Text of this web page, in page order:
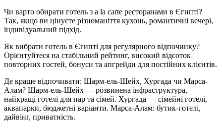
Чи варто обирати готель з a la carte ресторанами в Єгипті?
Так, якщо ви цінуєте різноманіття кухонь, романтичні вечері,
індивідуальний підхід.
Як вибрати готель в Єгипті для регулярного відпочинку?
Орієнтуйтеся на стабільний рейтинг, високий відсоток
повторних гостей, бонуси та апгрейди для постійних клієнтів.
Де краще відпочивати: Шарм-ель-Шейх, Хургада чи Марса-
Алам? Шарм-ель-Шейх — розвинена інфраструктура,
найкращі готелі для пар та сімей. Хургада — сімейні готелі,
аквапарки, бюджетні варіанти. Марса-Алам: бутик-готелі,
дайвінг, приватність.